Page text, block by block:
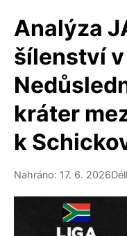
Analýza
šílenství
kráter
k
Nahráno: 17. 6. 2026